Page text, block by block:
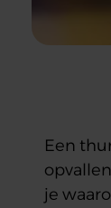
Een
je